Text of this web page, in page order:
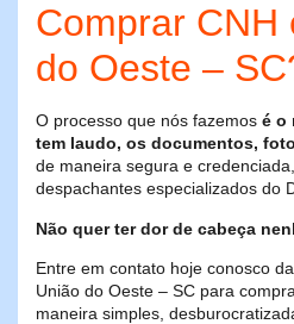
Comprar CNH
do Oeste –
O processo que nós fazemos é o
tem laudo, os documentos,
de maneira segura e
despachantes especializados do
Não quer ter dor de cabeça
Entre em contato hoje conosco
União do Oeste – SC para
maneira simples,